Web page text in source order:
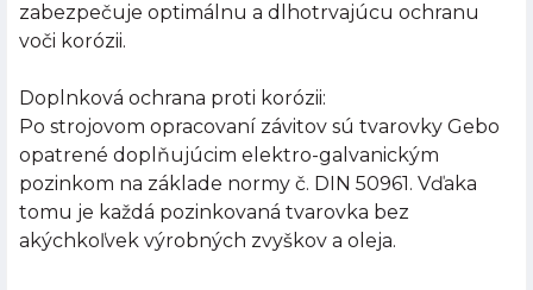
zabezpečuje optimálnu a dlhotrvajúcu ochranu
voči korózii.
Doplnková ochrana proti korózii:
Po strojovom opracovaní závitov sú tvarovky Gebo
opatrené doplňujúcim elektro-galvanickým
pozinkom na základe normy č. DIN 50961. Vďaka
tomu je každá pozinkovaná tvarovka bez
akýchkoľvek výrobných zvyškov a oleja.